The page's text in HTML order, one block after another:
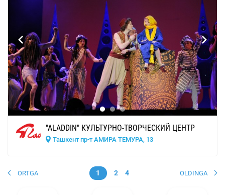
"ALADDIN" КУЛЬТУРНО-ТВОРЧЕСКИЙ ЦЕНТР
Ташкент пр-т АМИРА ТЕМУРА, 13
ORTGA 1 2 4 OLDINGA